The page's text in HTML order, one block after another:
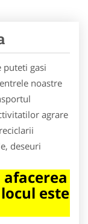
puteti gasi
noastre
agrare
deseuri
este